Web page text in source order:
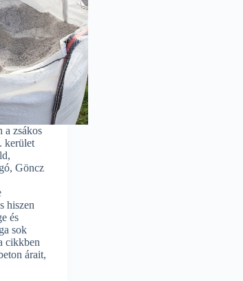
a zsákos
kerület
Göncz
hiszen
és
sok
cikkben
árait,